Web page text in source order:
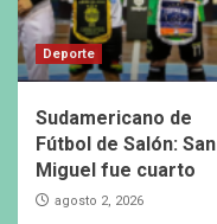
Deporte
Sudamericano de
Fútbol de Salón: San
Miguel fue cuarto
agosto 2, 2026